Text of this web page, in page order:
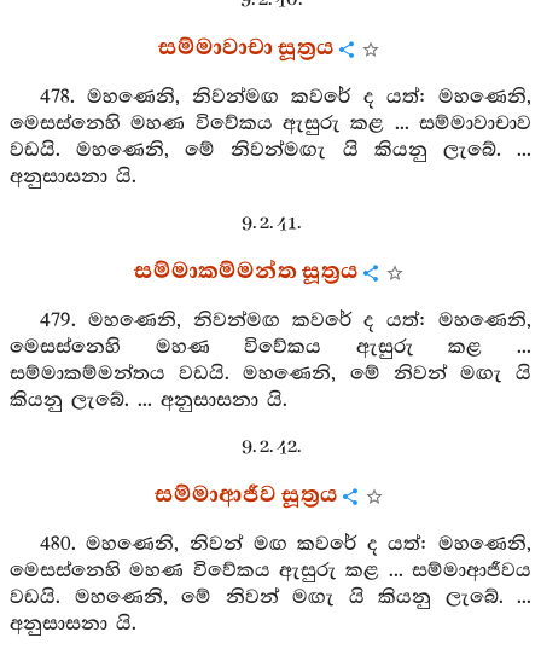
සම්මාවාචා සූත්‍රය
478. මහණෙනි, නිවන්මඟ කවරේ ද යත්: මහණෙනි,
මෙසස්නෙහි මහණ විවේකය ඇසුරු කළ ... සම්මාවාචාව
වඩයි. මහණෙනි, මේ නිවන්මඟැ යි කියනු ලැබේ. ...
අනුසාසනා යි.
9. 2. 41.
සම්මාකම්මන්ත සූත්‍රය
479. මහණෙනි, නිවන්මඟ කවරේ ද යත්: මහණෙනි,
මෙසස්නෙහි මහණ විවේකය ඇසුරු කළ ...
සම්මාකම්මන්තය වඩයි. මහණෙනි, මේ නිවන් මඟැ යි
කියනු ලැබේ. ... අනුසාසනා යි.
9. 2. 42.
සම්මාආජීව සූත්‍රය
480. මහණෙනි, නිවන් මඟ කවරේ ද යත්: මහණෙනි,
මෙසස්නෙහි මහණ විවේකය ඇසුරු කළ ... සම්මාආජීවය
වඩයි. මහණෙනි, මේ නිවන් මඟැ යි කියනු ලැබේ. ...
අනුසාසනා යි.